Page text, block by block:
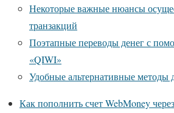
Некоторые важные нюансы
транзакций
Поэтапные переводы денег с
«QIWI»
Удобные альтернативные методы
Как пополнить счет WebMoney